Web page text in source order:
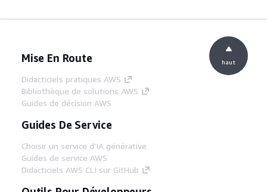
Mise En Route
Didacticiels pratiques AWS
Bibliothèque de solutions AWS
Guides de décision AWS
Guides De Service
Choisir un service d'IA générative
Guides de service AWS
Didacticiels AWS CLI sur GitHub
haut